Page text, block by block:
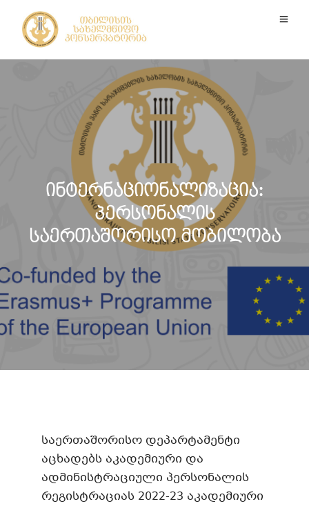
ინტერნაციონალიზაცია:
პერსონალის
საერთაშორისო მობილობა
საერთაშორისო დეპარტამენტი
აცხადებს აკადემიური და
ადმინისტრაციული პერსონალის
რეგისტრაციას 2022-23 აკადემიური